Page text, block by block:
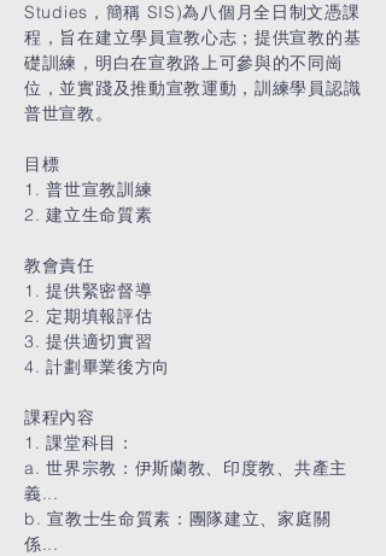
Studies，簡稱 SIS)為八個月全日制文憑課
程，旨在建立學員宣教心志；提供宣教的基
礎訓練，明白在宣教路上可參與的不同崗
位，並實踐及推動宣教運動，訓練學員認識
普世宣教。
目標
1. 普世宣教訓練
2. 建立生命質素
教會責任
1. 提供緊密督導
2. 定期填報評估
3. 提供適切實習
4. 計劃畢業後方向
課程內容
1. 課堂科目：
a. 世界宗教：伊斯蘭教、印度教、共產主
義...
b. 宣教士生命質素：團隊建立、家庭關
係...